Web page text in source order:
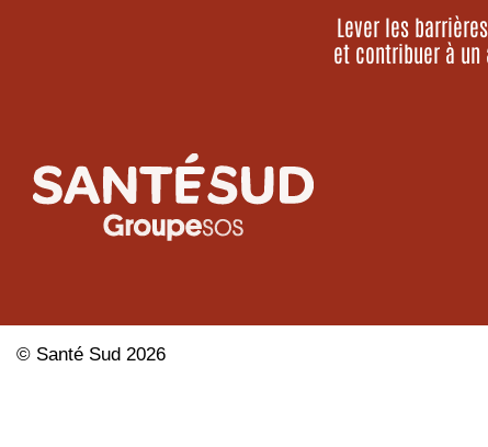
Lever les
et contribuer à
© Santé Sud 2026